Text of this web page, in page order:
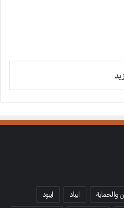
والحماية ايباد
ايبود